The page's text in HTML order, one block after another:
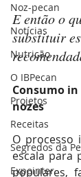
Noz-pecan
Notícias
Nutrição
O IBPecan
Projetos
Receitas
Segredos da
Expointer
E então o
substituir
Consumo
nozes
O processo
escala para
populares,